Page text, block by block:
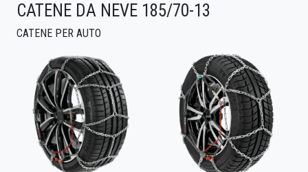
CATENE DA NEVE 185/70-13
CATENE PER AUTO